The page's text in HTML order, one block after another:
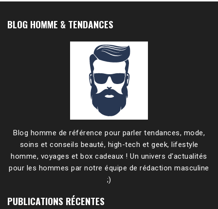
BLOG HOMME & TENDANCES
Blog homme de référence pour parler tendances, mode,
soins et conseils beauté, high-tech et geek, lifestyle
homme, voyages et box cadeaux ! Un univers d'actualités
pour les hommes par notre équipe de rédaction masculine
;)
PUBLICATIONS RÉCENTES